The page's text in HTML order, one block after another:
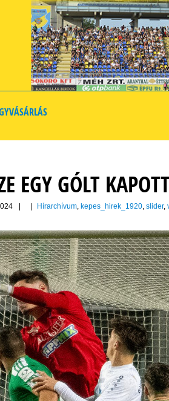
EGY GÓLT
Hírarchívum, kepes_hirek_1920, slider,